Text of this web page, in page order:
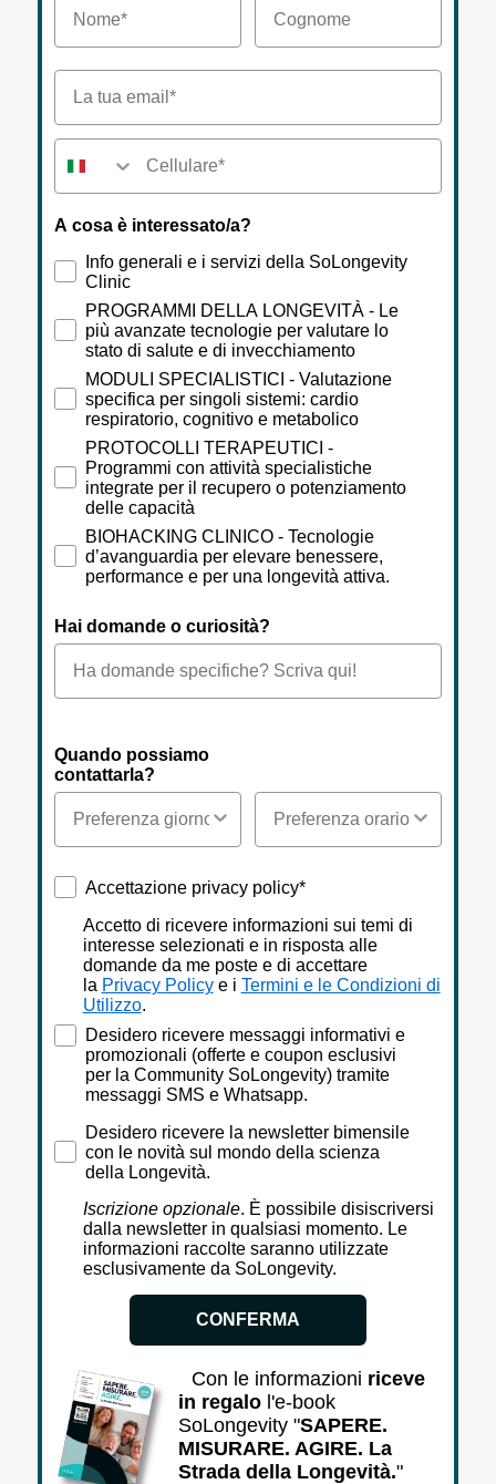
Email*
Numero di telefono
A cosa è interessato/a?
Info generali e i servizi della SoLongevity
Clinic
PROGRAMMI DELLA LONGEVITÀ - Le
più avanzate tecnologie per valutare lo
stato di salute e di invecchiamento
MODULI SPECIALISTICI - Valutazione
specifica per singoli sistemi: cardio
respiratorio, cognitivo e metabolico
PROTOCOLLI TERAPEUTICI -
Programmi con attività specialistiche
integrate per il recupero o potenziamento
delle capacità
BIOHACKING CLINICO - Tecnologie
d’avanguardia per elevare benessere,
performance e per una longevità attiva.
Hai domande o curiosità?
Quando possiamo
contattarla?
Accettazione privacy policy*
Accettazione privacy policy*
Accetto di ricevere informazioni sui temi di
interesse selezionati e in risposta alle
domande da me poste e di accettare
la Privacy Policye i Termini e le Condizioni di
Utilizzo.
Accettazione marketing sms - Whatsapp
Desidero ricevere messaggi informativi e
promozionali (offerte e coupon esclusivi
per la Community SoLongevity) tramite
messaggi SMS e Whatsapp.
Desidero ricevere la newsletter bimensile con le
Desidero ricevere la newsletter bimensile
con le novità sul mondo della scienza
della Longevità.
Iscrizione opzionale. È possibile disiscriversi
dalla newsletter in qualsiasi momento. Le
informazioni raccolte saranno utilizzate
esclusivamente da SoLongevity.
CONFERMA
Con le informazioni riceve
in regalol'e-book
SoLongevity "SAPERE.
MISURARE. AGIRE. La
Strada della Longevità."